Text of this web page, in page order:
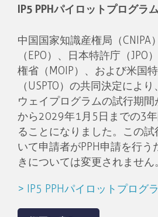
IP5 PPHパイロットプログラ
中国国家知識産権局（CNIPA
（EPO）、日本特許庁（JPO
権省（MOIP）、および米国
（USPTO）の共同決定によ
ウェイプログラムの試行期
から2029年1月5日までの3
ることになりました。この
いて申請者がPPH申請を行う
きについては変更されません。
> IP5 PPHパイロットプログ